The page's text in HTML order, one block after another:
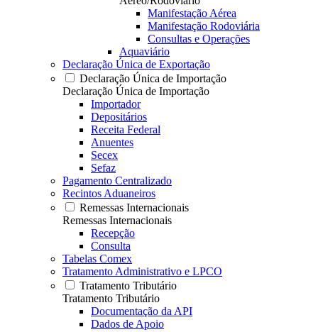
Manifestação Aérea
Manifestação Rodoviária
Consultas e Operações
Aquaviário
Declaração Única de Exportação
Declaração Única de Importação
Declaração Única de Importação
Importador
Depositários
Receita Federal
Anuentes
Secex
Sefaz
Pagamento Centralizado
Recintos Aduaneiros
Remessas Internacionais
Remessas Internacionais
Recepção
Consulta
Tabelas Comex
Tratamento Administrativo e LPCO
Tratamento Tributário
Tratamento Tributário
Documentação da API
Dados de Apoio